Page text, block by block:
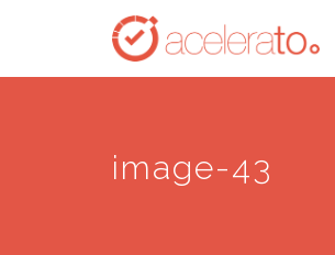
main
image-43